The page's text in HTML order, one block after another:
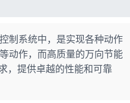
制系统中，是实现各种动作
动作，而高质量的万向节能
，提供卓越的性能和可靠